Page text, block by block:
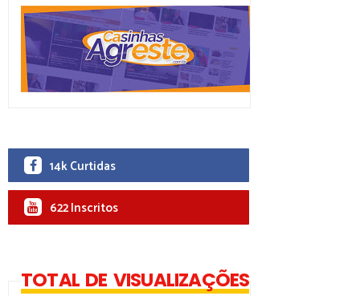
14k Curtidas
622 Inscritos
TOTAL DE VISUALIZAÇÕES